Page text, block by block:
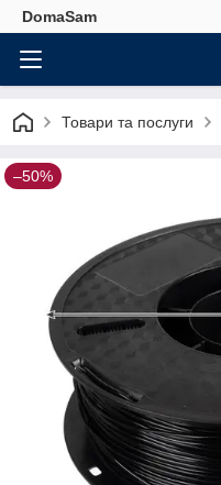
DomaSam
Товари та послуги
–50%